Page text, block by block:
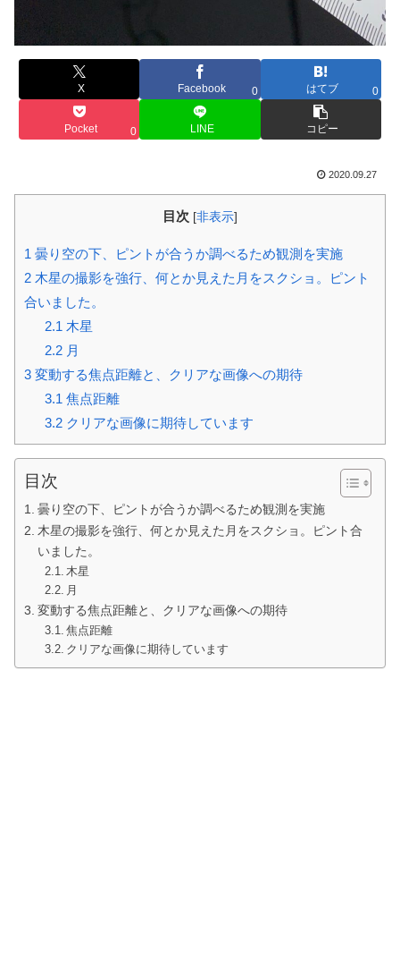
X Facebook 0 はてブ 0
Pocket 0 LINE コピー
2020.09.27
目次 [非表示]
1 曇り空の下、ピントが合うか調べるため観測を実施
2 木星の撮影を強行、何とか見えた月をスクショ。ピント
合いました。
2.1 木星
2.2月
3 変動する焦点距離と、クリアな画像への期待
3.1 焦点距離
3.2クリアな画像に期待しています
目次
曇り空の下、ピントが合うか調べるため観測を実施
木星の撮影を強行、何とか見えた月をスクショ。ピント合
いました。
木星
月
変動する焦点距離と、クリアな画像への期待
焦点距離
クリアな画像に期待しています